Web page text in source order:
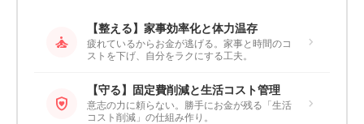
self_improvement
【整える】家事効率化と体力温存
疲れているからお金が逃げる。家事と時間のコ
ストを下げ、自分をラクにする工夫。
chevron_right
shield_with_heart
【守る】固定費削減と生活コスト管理
意志の力に頼らない。勝手にお金が残る「生活
コスト削減」の仕組み作り。
chevron_right